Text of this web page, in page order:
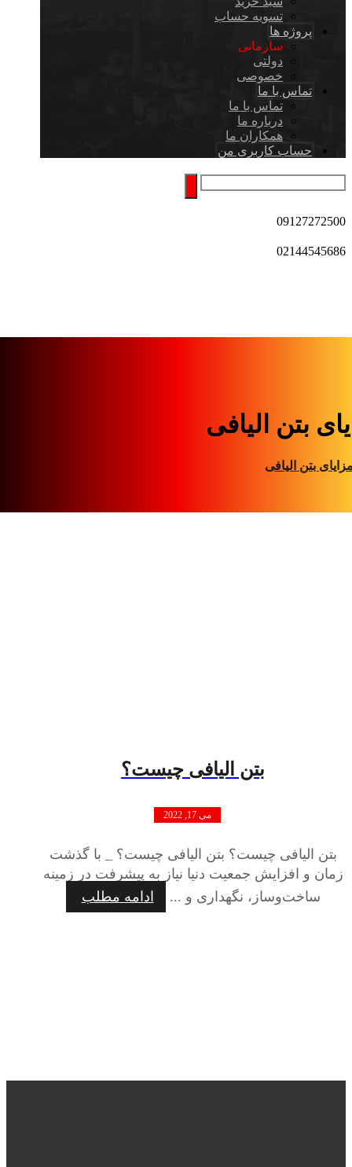
تسویه حساب
پروژه ها
سازمانی
دولتی
خصوصی
تماس با ما
تماس با ما
درباره ما
همکاران ما
حساب کاربری من
09127272500
02144545686
بتن الیافی
بتن الیافی
بتن الیافی چیست؟
می 17, 2022
بتن الیافی چیست؟ بتن الیافی چیست؟ _ با گذشت
زمان و افزایش جمعیت دنیا نیاز به پیشرفت در زمینه
ساخت‌وساز، نگهداری و ...
ادامه مطلب